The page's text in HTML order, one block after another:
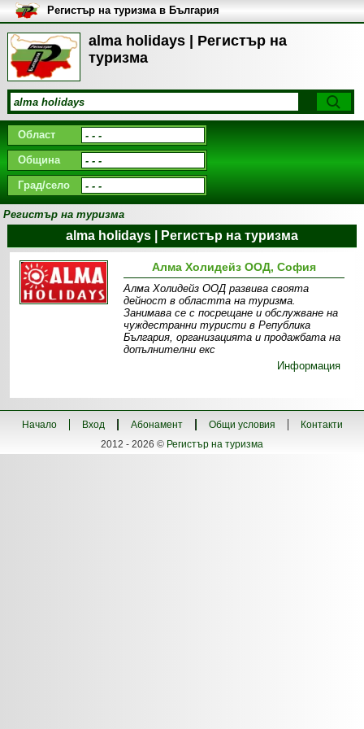
alma holidays | Регистър на
туризма
Регистър на туризма в България
Област
Община
Град/село
Регистър на туризма
alma holidays | Регистър на туризма
Алма Холидейз ООД, София
Алма Холидейз ООД развива своята
дейност в областта на туризма.
Занимава се с посрещане и обслужване на
чуждестранни туристи в Република
България, организацията и продажбата на
допълнителни екс
Информация
Начало Вход Абонамент Общи условия
Контакти
2012 - 2026 © Регистър на туризма